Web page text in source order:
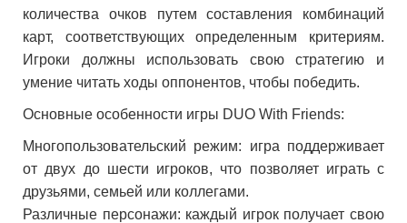
количества очков путем составления комбинаций
карт, соответствующих определенным критериям.
Игроки должны использовать свою стратегию и
умение читать ходы оппонентов, чтобы победить.
Основные особенности игры DUO With Friends:
Многопользовательский режим: игра поддерживает
от двух до шести игроков, что позволяет играть с
друзьями, семьей или коллегами.
Различные персонажи: каждый игрок получает свою